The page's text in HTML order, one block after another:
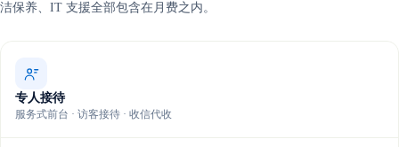
洁保养、IT 支援全部包含在月费之内。
专人接待
服务式前台 · 访客接待 · 收信代收